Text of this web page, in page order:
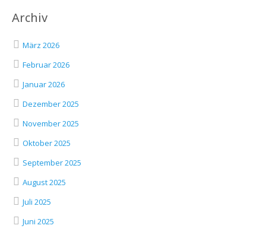
Archiv
März 2026
Februar 2026
Januar 2026
Dezember 2025
November 2025
Oktober 2025
September 2025
August 2025
Juli 2025
Juni 2025